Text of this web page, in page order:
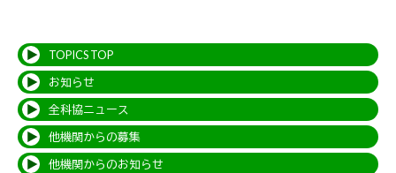
TOPICS TOP
お知らせ
全科協ニュース
他機関からの募集
他機関からのお知らせ